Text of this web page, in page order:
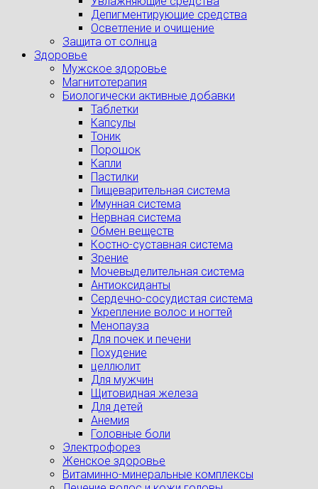
Депигментирующие средства
Осветление и очищение
Защита от солнца
Здоровье
Мужское здоровье
Магнитотерапия
Биологически активные добавки
Таблетки
Капсулы
Тоник
Порошок
Капли
Пастилки
Пищеварительная система
Имунная система
Нервная система
Обмен веществ
Костно-суставная система
Зрение
Мочевыделительная система
Антиоксиданты
Сердечно-сосудистая система
Укрепление волос и ногтей
Менопауза
Для почек и печени
Похудение
целлюлит
Для мужчин
Щитовидная железа
Для детей
Анемия
Головные боли
Электрофорез
Женское здоровье
Витаминно-минеральные комплексы